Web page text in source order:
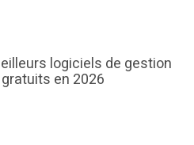
logiciels de gestion
en 2026